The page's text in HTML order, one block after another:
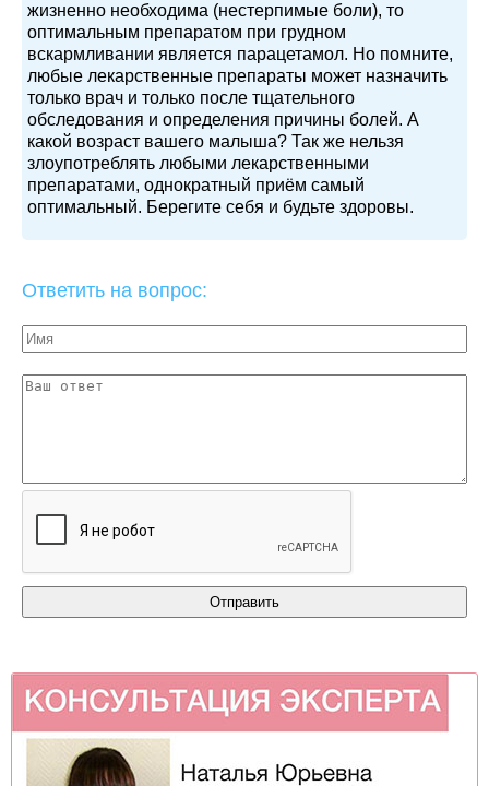
жизненно необходима (нестерпимые боли), то
оптимальным препаратом при грудном
вскармливании является парацетамол. Но помните,
любые лекарственные препараты может назначить
только врач и только после тщательного
обследования и определения причины болей. А
какой возраст вашего малыша? Так же нельзя
злоупотреблять любыми лекарственными
препаратами, однократный приём самый
оптимальный. Берегите себя и будьте здоровы.
Ответить на вопрос: